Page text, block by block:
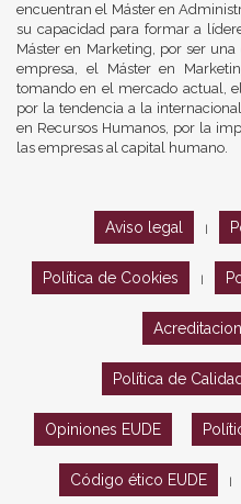
encuentran el Máster en
su capacidad para formar a
Máster en Marketing, por ser
empresa, el Máster en
tomando en el mercado actual,
por la tendencia a la
en Recursos Humanos, por la
las empresas al capital humano.
Aviso legal
Política de Cookies
Política de
Opiniones EUDE
Código ético EUDE